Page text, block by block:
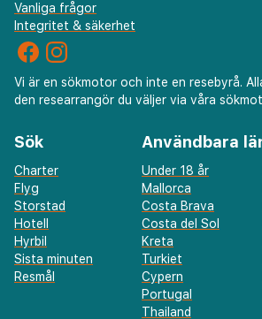
Vanliga frågor
Integritet & säkerhet
Vi är en sökmotor och inte en resebyrå.
den researrangör du väljer via våra
Sök
Charter
Flyg
Storstad
Hotell
Hyrbil
Sista minuten
Resmål
Användbara
Under 18 år
Mallorca
Costa Brava
Costa del Sol
Kreta
Turkiet
Cypern
Portugal
Thailand